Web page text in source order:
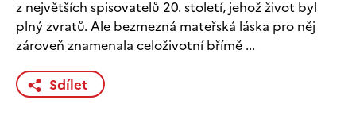
z největších spisovatelů 20. století, jehož život byl
plný zvratů. Ale bezmezná mateřská láska pro něj
zároveň znamenala celoživotní břímě ...
Sdílet